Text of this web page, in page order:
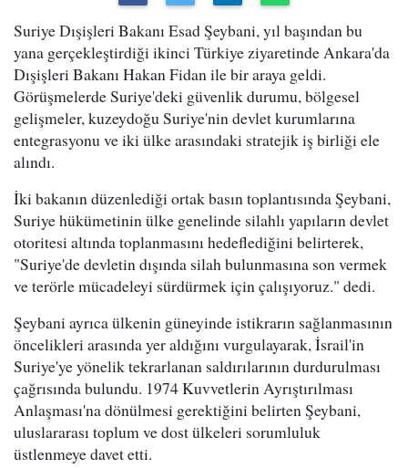
Suriye Dışişleri Bakanı Esad Şeybani, yıl başından bu
yana gerçekleştirdiği ikinci Türkiye ziyaretinde Ankara'da
Dışişleri Bakanı Hakan Fidan ile bir araya geldi.
Görüşmelerde Suriye'deki güvenlik durumu, bölgesel
gelişmeler, kuzeydoğu Suriye'nin devlet kurumlarına
entegrasyonu ve iki ülke arasındaki stratejik iş birliği ele
alındı.
İki bakanın düzenlediği ortak basın toplantısında Şeybani,
Suriye hükümetinin ülke genelinde silahlı yapıların devlet
otoritesi altında toplanmasını hedeflediğini belirterek,
"Suriye'de devletin dışında silah bulunmasına son vermek
ve terörle mücadeleyi sürdürmek için çalışıyoruz." dedi.
Şeybani ayrıca ülkenin güneyinde istikrarın sağlanmasının
öncelikleri arasında yer aldığını vurgulayarak, İsrail'in
Suriye'ye yönelik tekrarlanan saldırılarının durdurulması
çağrısında bulundu. 1974 Kuvvetlerin Ayrıştırılması
Anlaşması'na dönülmesi gerektiğini belirten Şeybani,
uluslararası toplum ve dost ülkeleri sorumluluk
üstlenmeye davet etti.